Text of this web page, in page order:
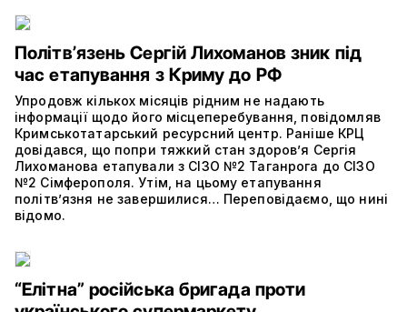
Політвʼязень Сергій Лихоманов зник під
час етапування з Криму до РФ
Упродовж кількох місяців рідним не надають
інформації щодо його місцеперебування, повідомляв
Кримськотатарський ресурсний центр. Раніше КРЦ
довідався, що попри тяжкий стан здоров’я Сергія
Лихоманова етапували з СІЗО №2 Таганрога до СІЗО
№2 Сімферополя. Утім, на цьому етапування
політвʼязня не завершилися… Переповідаємо, що нині
відомо.
“Елітна” російська бригада проти